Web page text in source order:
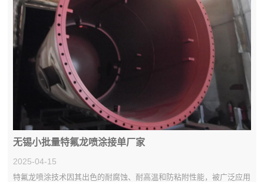
无锡小批量特氟龙喷涂接单厂家
2025-04-15
特氟龙喷涂技术因其出色的耐腐蚀、耐高温和防粘附性能，被广泛应用